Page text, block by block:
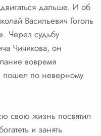
дальше. И об
Васильевич Гоголь
Через судьбу
Чичикова, он
вовремя
пошел по неверному
свою жизнь посвятил
и занять